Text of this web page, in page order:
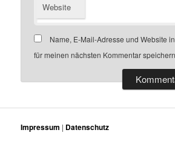
Website
Name, E-Mail-Adresse und Website
für meinen nächsten Kommentar
Impressum | Datenschutz